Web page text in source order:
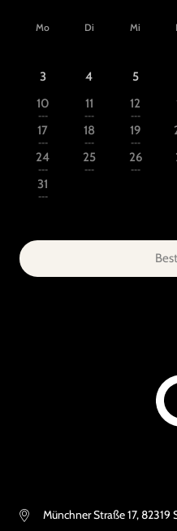
Mo Di Mi
3
4 5
10
---
11
---
12
---
17
---
18
---
19
---
24
---
25
---
26
---
31
---
Münchner Straße 17,82319